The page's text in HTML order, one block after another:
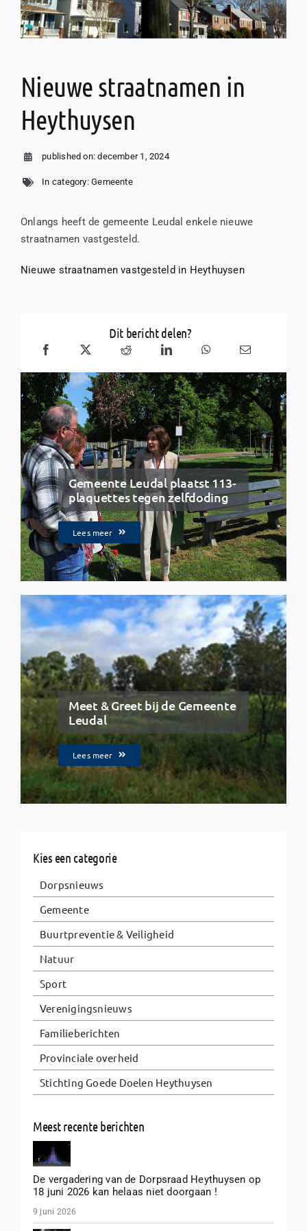
Nieuwe straatnamen in
Heythuysen
published on: december 1, 2024
In category:Gemeente
Onlangs heeft de gemeente Leudal enkele nieuwe
straatnamen vastgesteld.
Nieuwe straatnamen vastgesteld in Heythuysen
Dit bericht delen?
Gemeente Leudal plaatst 113-
plaquettes tegen zelfdoding
Lees meer
Meet & Greet bij de Gemeente
Leudal
Lees meer
Kies een categorie
Dorpsnieuws
Gemeente
Buurtpreventie & Veiligheid
Natuur
Sport
Verenigingsnieuws
Familieberichten
Provinciale overheid
Stichting Goede Doelen Heythuysen
Meest recente berichten
De vergadering van de Dorpsraad Heythuysen op
18 juni 2026 kan helaas niet doorgaan !
9 juni 2026